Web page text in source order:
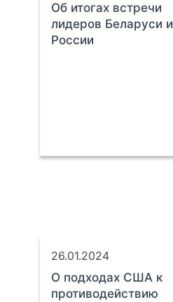
Об итогах встречи
лидеров Беларуси и
России
26.01.2024
О подходах США к
противодействию